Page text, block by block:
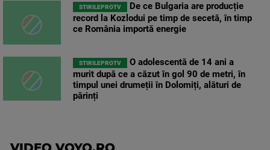
STIRILEPROTV
De ce Bulgaria are producție
record la Kozlodui pe timp de secetă, în timp
ce România importă energie
STIRILEPROTV
O adolescentă de 14 ani a
murit după ce a căzut în gol 90 de metri, în
timpul unei drumeții în Dolomiți, alături de
părinți